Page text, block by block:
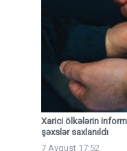
Xarici ölkələrin
şəxslər saxlanıldı
7 Avqust 17:52